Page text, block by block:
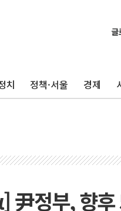
치 정책·서울 경제
尹정부, 향